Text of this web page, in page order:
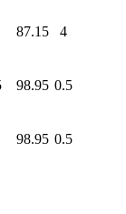
87.15 4
98.95 0.5
98.95 0.5